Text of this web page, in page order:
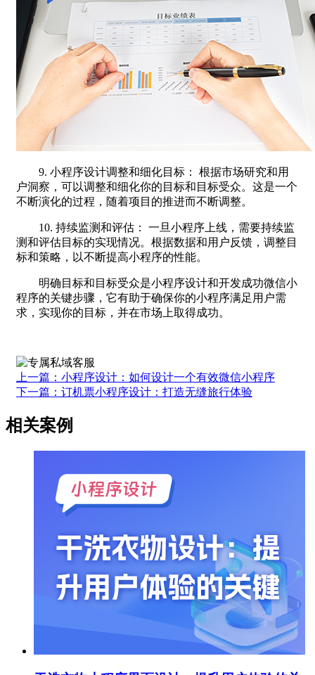
9. 小程序设计调整和细化目标： 根据市场研究和用
户洞察，可以调整和细化你的目标和目标受众。这是一个
不断演化的过程，随着项目的推进而不断调整。
10. 持续监测和评估： 一旦小程序上线，需要持续监
测和评估目标的实现情况。根据数据和用户反馈，调整目
标和策略，以不断提高小程序的性能。
明确目标和目标受众是小程序设计和开发成功微信小
程序的关键步骤，它有助于确保你的小程序满足用户需
求，实现你的目标，并在市场上取得成功。
上一篇：小程序设计：如何设计一个有效微信小程序
下一篇：订机票小程序设计：打造无缝旅行体验
相关案例